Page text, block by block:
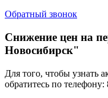
Обратный звонок
Снижение цен на
Новосибирск"
Для того, чтобы узнать
обратитесь по